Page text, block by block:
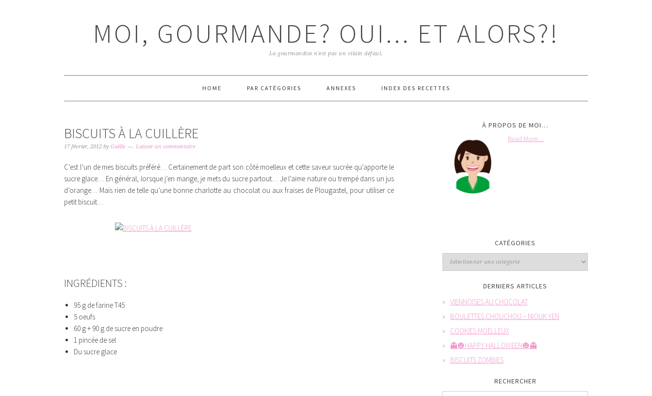
navigationMOI, GOURMANDE? OUI... ET ALORS?!
La gourmandise n'est pas un vilain défaut.
HOME PAR CATÉGORIES ANNEXES INDEX DES RECETTES
BISCUITS À LA CUILLÈRE
17 février, 2012 by Gaëlle Laisser un commentaire
C’est l’un de mes biscuits préféré… Certainement de part son côté moelleux et cette saveur sucrée qu’apporte le
sucre glace… En général, lorsque j’en mange, je mets du sucre partout… Je l’aime nature ou trempé dans un jus
d’orange… Mais rien de telle qu’une bonne charlotte au chocolat ou aux fraises de Plougastel, pour utiliser ce
petit biscuit…
INGRÉDIENTS :
95 g de farine T45
5 oeufs
60 g + 90 g de sucre en poudre
1 pincée de sel
Du sucre glace
À PROPOS DE MOI…
Read More…
CATÉGORIES
DERNIERS ARTICLES
VIENNOISES AU CHOCOLAT
BOULETTES CHOUCHOU – NIOUK YEN
COOKIES MOELLEUX
👻🎃HAPPY HALLOWEEN🎃👻
BISCUITS ZOMBIES
RECHERCHER